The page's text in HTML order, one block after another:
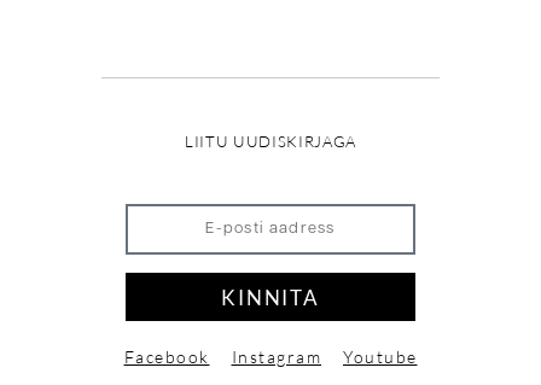
LIITU UUDISKIRJAGA
KINNITA
Facebook Instagram Youtube